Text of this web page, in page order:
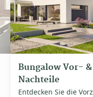
Bungalow Vor- &
Nachteile
Entdecken Sie die